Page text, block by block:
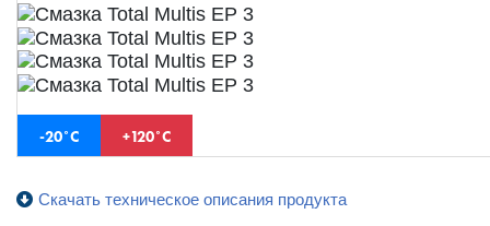
-20˚С +120˚С
Скачать техническое описания продукта